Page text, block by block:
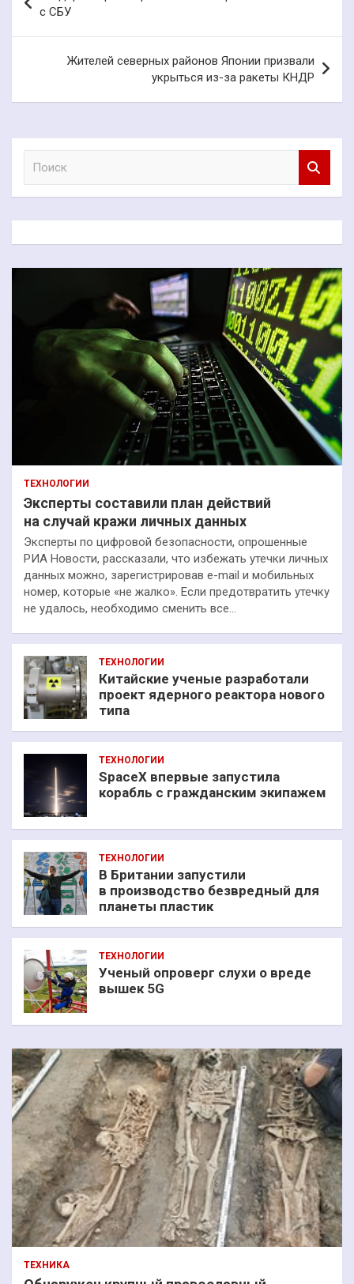
по
записям
с СБУ
Жителей северных районов Японии призвали
укрыться из-за ракеты КНДР
к
ТЕХНОЛОГИИ
Эксперты составили план действий
на случай кражи личных данных
Эксперты по цифровой безопасности, опрошенные
РИА Новости, рассказали, что избежать утечки личных
данных можно, зарегистрировав e-mail и мобильных
номер, которые «не жалко». Если предотвратить утечку
не удалось, необходимо сменить все…
ТЕХНОЛОГИИ
Китайские ученые разработали
проект ядерного реактора нового
типа
ТЕХНОЛОГИИ
SpaceX впервые запустила
корабль с гражданским экипажем
ТЕХНОЛОГИИ
В Британии запустили
в производство безвредный для
планеты пластик
ТЕХНОЛОГИИ
Ученый опроверг слухи о вреде
вышек 5G
ТЕХНИКА